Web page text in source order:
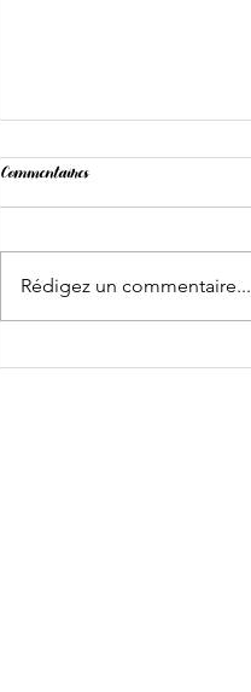
Commentaires
Rédigez un commentaire...